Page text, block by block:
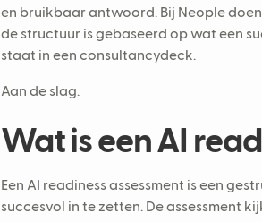
en bruikbaar antwoord. Bij Neople
de structuur is gebaseerd op wat een
staat in een consultancydeck.
Aan de slag.
Wat is een AI
Een AI readiness assessment is een
succesvol in te zetten. De assessment